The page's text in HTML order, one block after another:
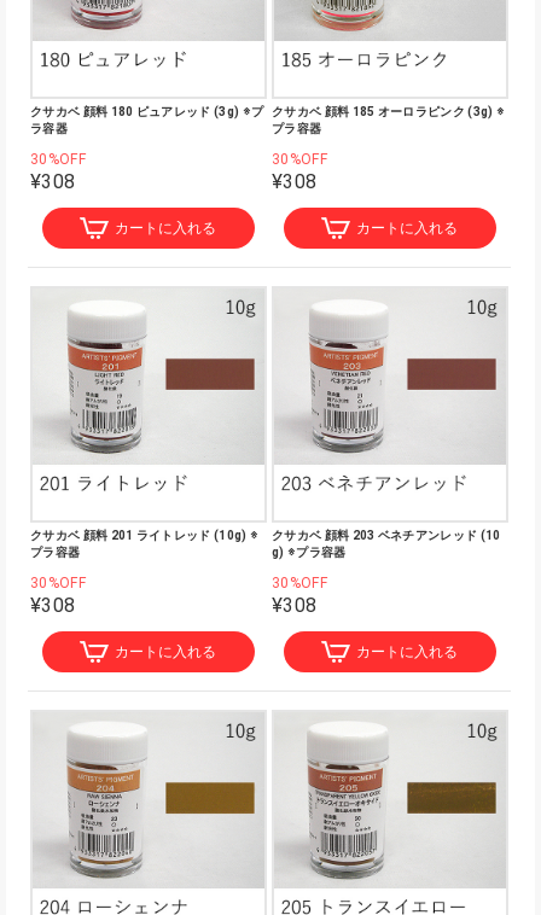
クサカベ 顔料 180 ピュアレッド (3g) ※プ
ラ容器
30%OFF
¥308
カートに入れる
クサカベ 顔料 185 オーロラピンク (3g) ※
プラ容器
30%OFF
¥308
カートに入れる
クサカベ 顔料 201 ライトレッド (10g) ※
プラ容器
30%OFF
¥308
カートに入れる
クサカベ 顔料 203 ベネチアンレッド (10
g) ※プラ容器
30%OFF
¥308
カートに入れる